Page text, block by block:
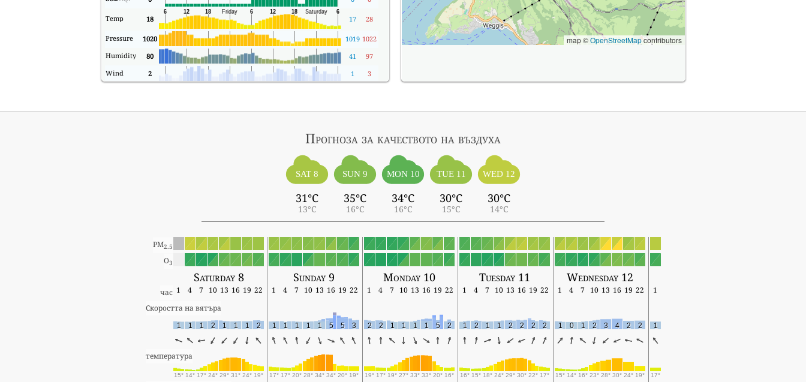
Temp 18 17 28
Pressure 1020 1019 1022
Humidity
80 41
97
Wind
2 1 3
map ©OpenStreetMapcontributors
Прогноза за качеството на въздуха
SAT 8
31°C
13°C
SUN 9
35°C
16°C
MON 10
34°C
16°C
TUE 11
30°C
15°C
WED 12
30°C
14°C
PM2.5
O3
Saturday 8 Sunday 9 Monday 10 Tuesday 11 Wednesday 12
час 1 4 7 10 13 16 19 22 1 4 7 10 13 16 19 22 1 4 7 10 13 16 19 22 1 4 7 10 13 16 19 22 1 4 7 10 13 16 19 22
1
Скоростта на вятъра
1 1 1 2 1 1 1 2 1 1 1 1 1 5 5 3 2 2 1 1 1 1 5 2 1 2 1 1 2 2 2 2 1 0 1 2 3 4 2 2 1
температура
15° 14° 17° 24° 29° 31° 24° 19° 17° 17° 20° 28° 34° 34° 20° 19° 19° 17° 19° 27° 33° 33° 20° 16° 16° 15° 18° 24° 29° 30° 22° 17° 15° 14° 16° 23° 28° 30° 24° 19° 17°